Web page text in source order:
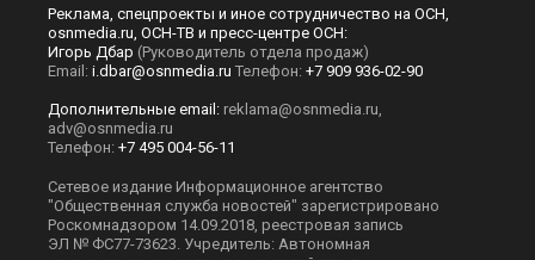
Реклама, спецпроекты и иное сотрудничество на ОСН,
osnmedia.ru, ОСН-ТВ и пресс-центре ОСН:
Игорь Дбар (Руководитель отдела продаж)
Email: i.dbar@osnmedia.ru Телефон: +7 909 936-02-90
Дополнительные email: reklama@osnmedia.ru,
adv@osnmedia.ru
Телефон: +7 495 004-56-11
Сетевое издание Информационное агентство
"Общественная служба новостей" зарегистрировано
Роскомнадзором 14.09.2018, реестровая запись
ЭЛ № ФС77-73623. Учредитель: Автономная